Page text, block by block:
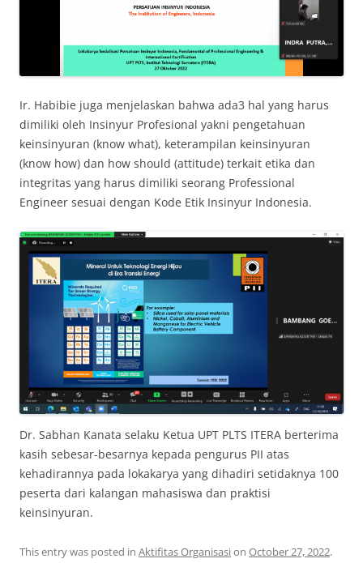
Ir. Habibie juga menjelaskan bahwa ada3 hal yang harus
dimiliki oleh Insinyur Profesional yakni pengetahuan
keinsinyuran (know what), keterampilan keinsinyuran
(know how) dan how should (attitude) terkait etika dan
integritas yang harus dimiliki seorang Professional
Engineer sesuai dengan Kode Etik Insinyur Indonesia.
Dr. Sabhan Kanata selaku Ketua UPT PLTS ITERA berterima
kasih sebesar-besarnya kepada pengurus PII atas
kehadirannya pada lokakarya yang dihadiri setidaknya 100
peserta dari kalangan mahasiswa dan praktisi
keinsinyuran.
This entry was posted in Aktifitas Organisasion October 27, 2022.